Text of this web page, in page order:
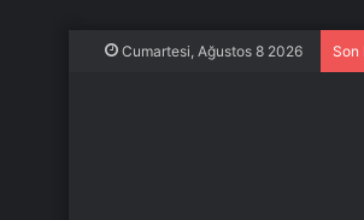
Cumartesi, Ağustos 8 2026 Son